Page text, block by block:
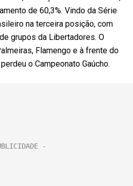
de 60,3%. Vindo da Série
na terceira posição, com
grupos da Libertadores. O
Flamengo e à frente do
o Campeonato Gaúcho.